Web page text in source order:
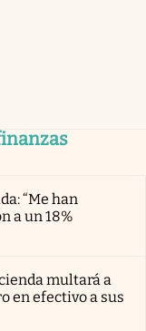
“Me han
a un 18%
multará a
en efectivo a sus